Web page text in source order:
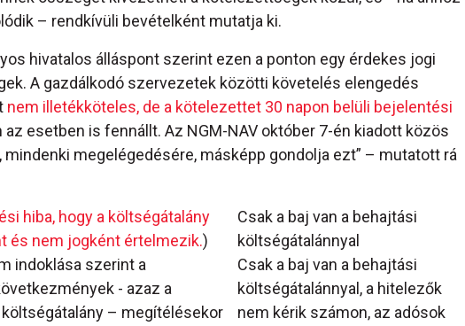
– rendkívüli bevételként mutatja ki.
hivatalos álláspont szerint ezen a ponton egy érdekes jogi
A gazdálkodó szervezetek közötti követelés elengedés
nem illetékköteles, de a kötelezettet 30 napon belüli bejelentési
az esetben is fennállt. Az NGM-NAV október 7-én kiadott közös
mindenki megelégedésére, másképp gondolja ezt” – mutatott rá
Csak a baj van a behajtási
költségátalánnyal
Csak a baj van a behajtási
költségátalánnyal, a hitelezők
nem kérik számon, az adósok
hiba, hogy a költségátalány
és nem jogként értelmezik.)
indoklása szerint a
- azaz a
– megítélésekor